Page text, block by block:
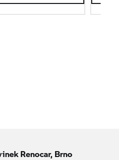
Renocar, Brno